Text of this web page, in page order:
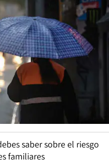
saber sobre el riesgo
familiares